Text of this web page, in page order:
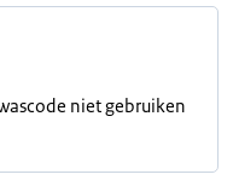
niet gebruiken